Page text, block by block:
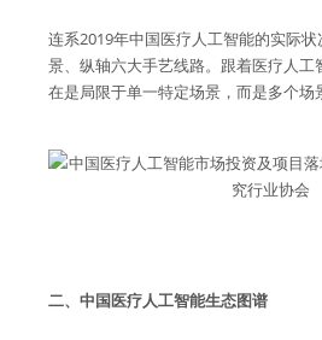
连系2019年中国医疗人工智能的实际
景、纵轴六大手艺线路。跟着医疗人工
在是局限于单一特定场景，而是多个场
二、中国医疗人工智能生态图谱